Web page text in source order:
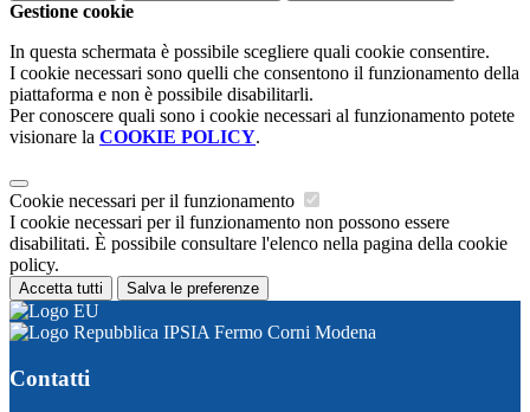
Gestione cookie
In questa schermata è possibile scegliere quali cookie consentire.
I cookie necessari sono quelli che consentono il funzionamento della
piattaforma e non è possibile disabilitarli.
Per conoscere quali sono i cookie necessari al funzionamento potete
visionare la COOKIE POLICY.
Cookie necessari per il funzionamento
I cookie necessari per il funzionamento non possono essere
disabilitati. È possibile consultare l'elenco nella pagina della cookie
policy.
Accetta tutti Salva le preferenze
IPSIA Fermo Corni Modena
Contatti